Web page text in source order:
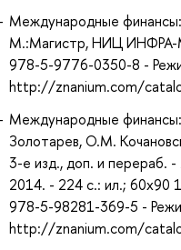
Международные
М.:Магистр, НИЦ ИНФРА-
978-5-9776-0350-8 -
http://znanium.com/
Международные
Золотарев, О.М.
3-e изд., доп. и
2014. - 224 с.: ил.; 60x90
978-5-98281-369-5 -
http://znanium.com/